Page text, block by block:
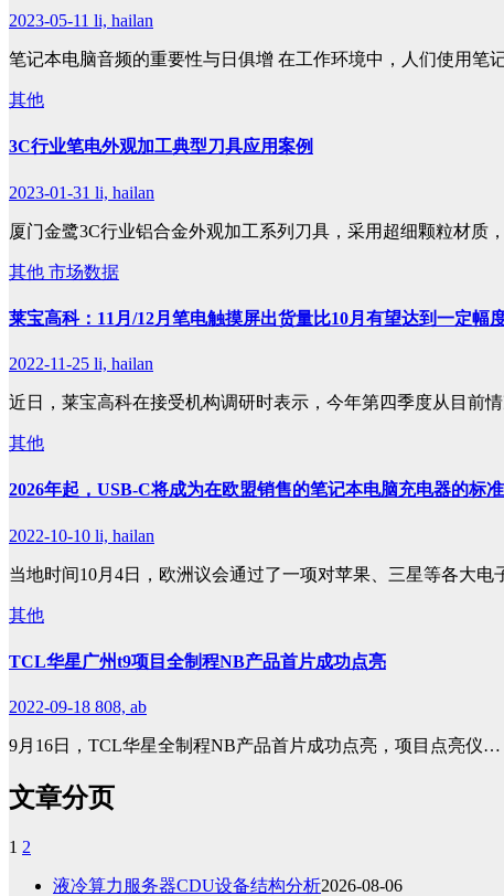
2023-05-11 li, hailan
笔记本电脑音频的重要性与日俱增 在工作环境中，人们使用笔
其他
3C行业笔电外观加工典型刀具应用案例
2023-01-31 li, hailan
厦门金鹭3C行业铝合金外观加工系列刀具，采用超细颗粒材质
其他 市场数据
莱宝高科：11月/12月笔电触摸屏出货量比10月有望达到一定幅
2022-11-25 li, hailan
近日，莱宝高科在接受机构调研时表示，今年第四季度从目前
其他
2026年起，USB-C将成为在欧盟销售的笔记本电脑充电器的标准
2022-10-10 li, hailan
当地时间10月4日，欧洲议会通过了一项对苹果、三星等各大
其他
TCL华星广州t9项目全制程NB产品首片成功点亮
2022-09-18 808, ab
9月16日，TCL华星全制程NB产品首片成功点亮，项目点亮仪…
文章分页
1 2
液冷算力服务器CDU设备结构分析2026-08-06